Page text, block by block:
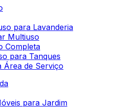
para Lavanderia
Multiuso
Completa
para Tanques
Área de Serviço
para Jardim